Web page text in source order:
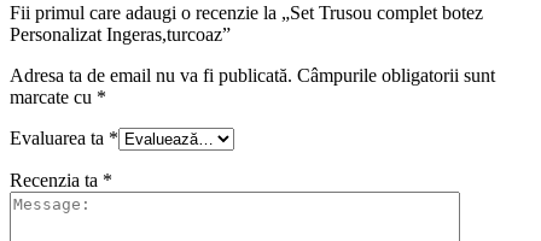
Fii primul care adaugi o recenzie la „Set Trusou complet botez
Personalizat Ingeras,turcoaz”
Adresa ta de email nu va fi publicată. Câmpurile obligatorii sunt
marcate cu *
Evaluarea ta *
Recenzia ta *